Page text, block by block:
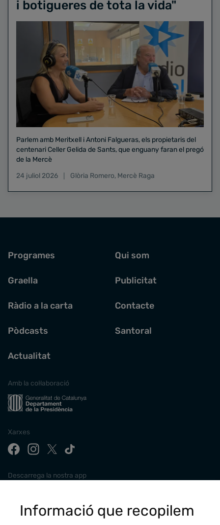
i botigueres de tota la vida"
Parlem amb Meritxell i Antoni Falgueras, els propietaris del
centenari Celler Gelida de Sants, que enguany faran el pregó
de la Mercè
24 juliol 2026
Glòria Romero, Mercè Raga
Programes
Graella
Ràdio a la carta
Pòdcasts
Actualitat
Qui som
Publicitat
Contacte
Santoral
Amb la col·laboració
Xarxes
Descarrega la nostra app
Informació que recopilem